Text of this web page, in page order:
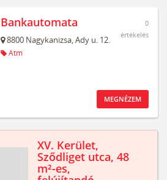
Bankautomata
8800 Nagykanizsa,Ady u. 12.
Atm
0
értékelés
MEGNÉZEM
XV. Kerület,
Sződliget utca, 48
m²-es,